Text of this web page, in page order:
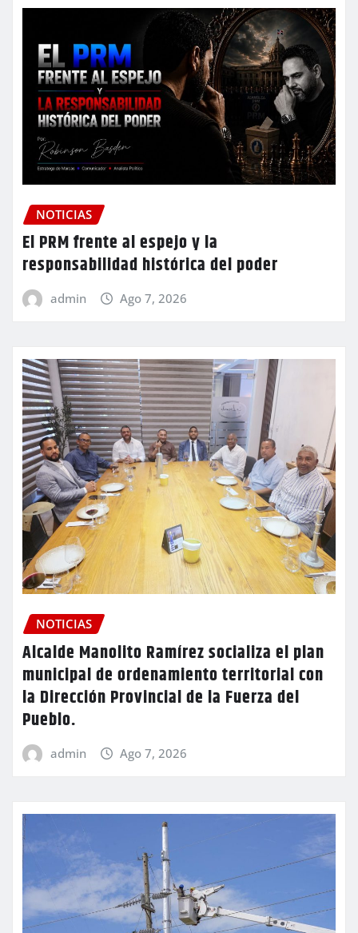
NOTICIAS
El PRM frente al espejo y la
responsabilidad histórica del poder
admin Ago 7, 2026
NOTICIAS
Alcalde Manolito Ramírez socializa el plan
municipal de ordenamiento territorial con
la Dirección Provincial de la Fuerza del
Pueblo.
admin Ago 7, 2026